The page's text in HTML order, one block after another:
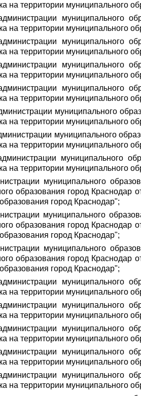
на территории муниципального
муниципального
на территории муниципального
муниципального
на территории муниципального
муниципального
на территории муниципального
муниципального
на территории муниципального
муниципального
на территории муниципального
муниципального
на территории муниципального
муниципального
на территории муниципального
муниципального
образования город
город Краснодар";
муниципального
образования город
город Краснодар";
муниципального
образования город
город Краснодар";
муниципального
на территории муниципального
муниципального
на территории муниципального
муниципального
на территории муниципального
муниципального
на территории муниципального
муниципального
на территории муниципального